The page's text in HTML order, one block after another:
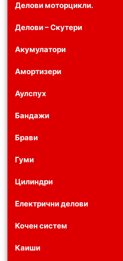
Делови моторцикли.
Делови – Скутери
Акумулатори
Амортизери
Аулспух
Бандажи
Брави
Гуми
Цилиндри
Електрични делови
Кочен систем
Каиши